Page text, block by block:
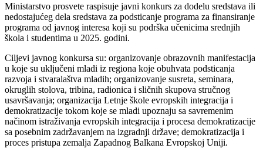
Ministarstvo prosvete raspisuje javni konkurs za dodelu sredstava ili
nedostajućeg dela sredstava za podsticanje programa za finansiranje
programa od javnog interesa koji su podrška učenicima srednjih
škola i studentima u 2025. godini.
Ciljevi javnog konkursa su: organizovanje obrazovnih manifestacija
u koje su uključeni mladi iz regiona koje obuhvata podsticanja
razvoja i stvaralaštva mladih; organizovanje susreta, seminara,
okruglih stolova, tribina, radionica i sličnih skupova stručnog
usavršavanja; organizacija Letnje škole evropskih integracija i
demokratizacije tokom koje se mladi upoznaju sa savremenim
načinom istraživanja evropskih integracija i procesa demokratizacije
sa posebnim zadržavanjem na izgradnji države; demokratizacija i
proces pristupa zemalja Zapadnog Balkana Evropskoj Uniji.